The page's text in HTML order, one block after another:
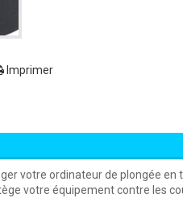
Imprimer
votre ordinateur de plongée en
votre équipement contre les